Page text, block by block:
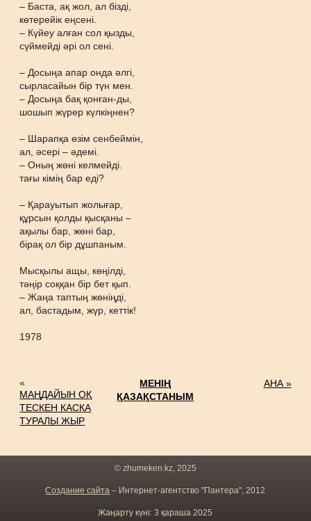
– Баста, ақ жол, ал бізді,
көтерейік еңсені.
– Күйеу алған сол қызды,
сүймейді әрі ол сені.
– Досыңа апар онда әлгі,
сырласайын бір түн мен.
– Досыңа бақ қонған-ды,
шошып жүрер күлкіңнен?
– Шарапқа өзім сенбеймін,
ал, әсері – әдемі.
– Оның жөні келмейді.
тағы кімің бар еді?
– Қарауытып жолығар,
құрсын қолды қысқаны –
ақылы бар, жөні бар,
бірақ ол бір дұшпаным.
Мысқылы ащы, көңілді,
тәңір соққан бір бет қып.
– Жаңа таптың жөніңді,
ал, бастадым, жүр, кеттік!
1978
«
МАҢДАЙЫН ОҚ
ТЕСКЕН КАСКА
ТУРАЛЫ ЖЫР
МЕНІҢ
ҚАЗАҚСТАНЫМ
АНА »
© zhumeken.kz, 2025
Создание сайта – Интернет-агентство "Пантера", 2012
Жаңарту күні: 3 қараша 2025